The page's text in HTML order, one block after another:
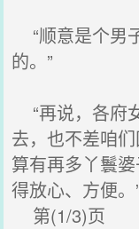
“顺意是个男
的。”
“再说，各府
去，也不差咱
算有再多丫鬟
得放心、方便。
第(1/3)页